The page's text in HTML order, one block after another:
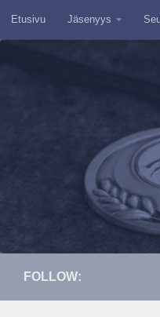
Skip to content
Etusivu Jäsenyys
FOLLOW: